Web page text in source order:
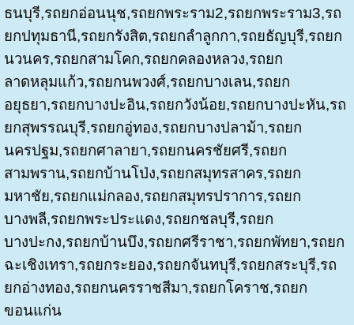
ธนบุรี,รถยกอ่อนนุช,รถยกพระราม2,รถยกพระราม3,รถ
ยกปทุมธานี,รถยกรังสิต,รถยกลำลูกกา,รถยธัญบุรี,รถยก
นวนคร,รถยกสามโคก,รถยกคลองหลวง,รถยก
ลาดหลุมแก้ว,รถยกนพวงศ์,รถยกบางเลน,รถยก
อยุธยา,รถยกบางปะอิน,รถยกวังน้อย,รถยกบางปะหัน,รถ
ยกสุพรรณบุรี,รถยกอู่ทอง,รถยกบางปลาม้า,รถยก
นครปฐม,รถยกศาลายา,รถยกนครชัยศรี,รถยก
สามพราน,รถยกบ้านโป่ง,รถยกสมุทรสาคร,รถยก
มหาชัย,รถยกแม่กลอง,รถยกสมุทรปราการ,รถยก
บางพลี,รถยกพระประแดง,รถยกชลบุรี,รถยก
บางปะกง,รถยกบ้านบึง,รถยกศรีราชา,รถยกพัทยา,รถยก
ฉะเชิงเทรา,รถยกระยอง,รถยกจันทบุรี,รถยกสระบุรี,รถ
ยกอ่างทอง,รถยกนครราชสีมา,รถยกโคราช,รถยก
ขอนแก่น